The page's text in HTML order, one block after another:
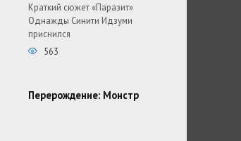
Краткий сюжет «Паразит»
Однажды Синити Идзуми
приснился
563
Перерождение: Монстр